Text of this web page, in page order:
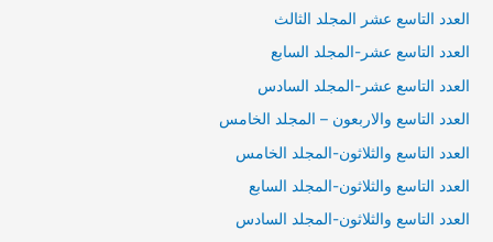
العدد التاسع عشر المجلد الثالث
العدد التاسع عشر-المجلد السابع
العدد التاسع عشر-المجلد السادس
العدد التاسع والاربعون – المجلد الخامس
العدد التاسع والثلاثون-المجلد الخامس
العدد التاسع والثلاثون-المجلد السابع
العدد التاسع والثلاثون-المجلد السادس